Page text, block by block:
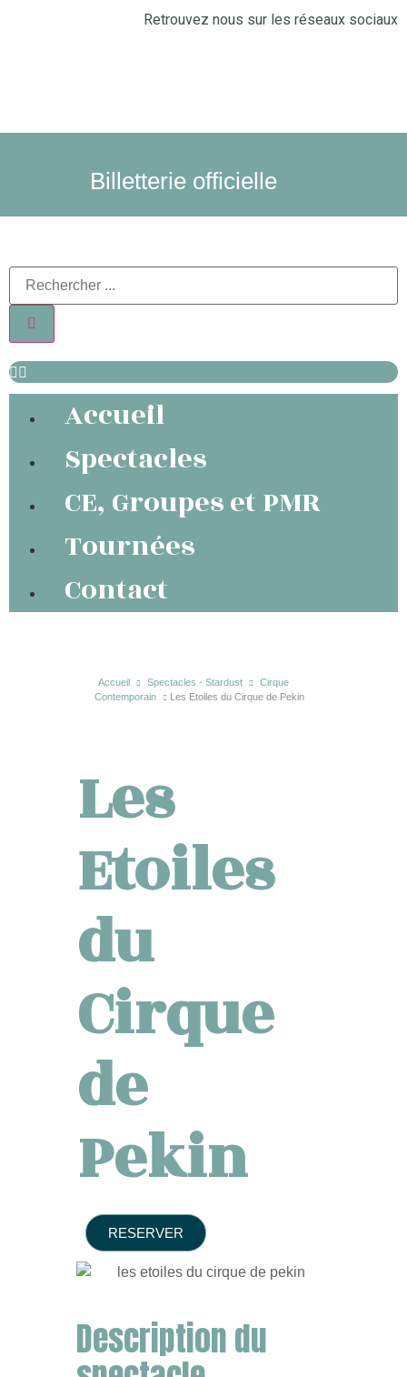
Retrouvez nous sur les réseaux sociaux
Billetterie officielle
Accueil
Spectacles
CE, Groupes et PMR
Tournées
Contact
Accueil Spectacles - Stardust
Cirque
Contemporain
Les Etoiles du Cirque de Pekin
Les
Etoiles
du
Cirque
de
Pekin
RESERVER
Description du